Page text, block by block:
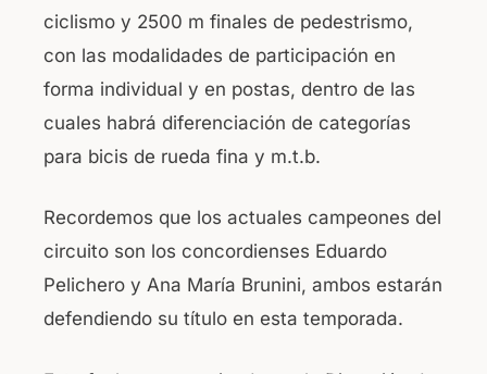
ciclismo y 2500 m finales de pedestrismo,
con las modalidades de participación en
forma individual y en postas, dentro de las
cuales habrá diferenciación de categorías
para bicis de rueda fina y m.t.b.
Recordemos que los actuales campeones del
circuito son los concordienses Eduardo
Pelichero y Ana María Brunini, ambos estarán
defendiendo su título en esta temporada.